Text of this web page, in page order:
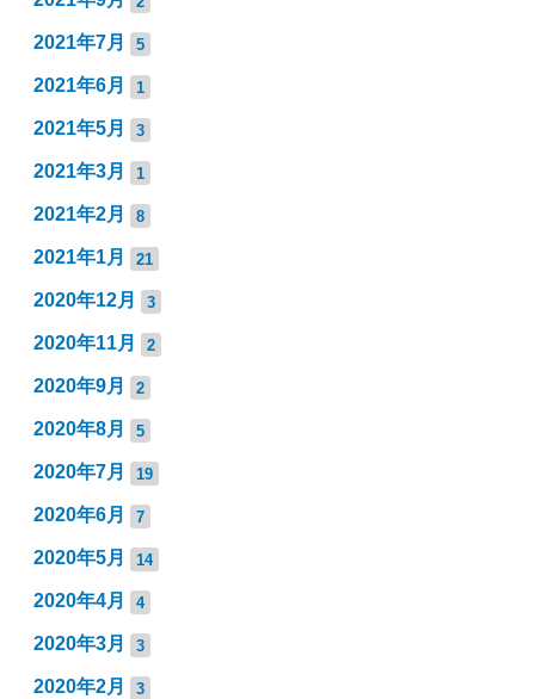
2021年7月 5
2021年6月 1
2021年5月 3
2021年3月 1
2021年2月 8
2021年1月 21
2020年12月 3
2020年11月 2
2020年9月 2
2020年8月 5
2020年7月 19
2020年6月 7
2020年5月 14
2020年4月 4
2020年3月 3
2020年2月 3